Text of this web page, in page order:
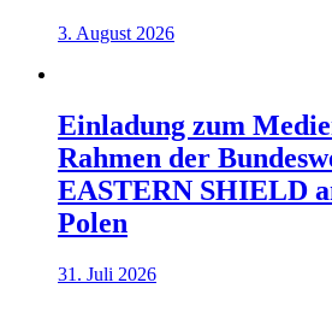
3. August 2026
Einladung zum
Rahmen der
EASTERN SHIELD
Polen
31. Juli 2026